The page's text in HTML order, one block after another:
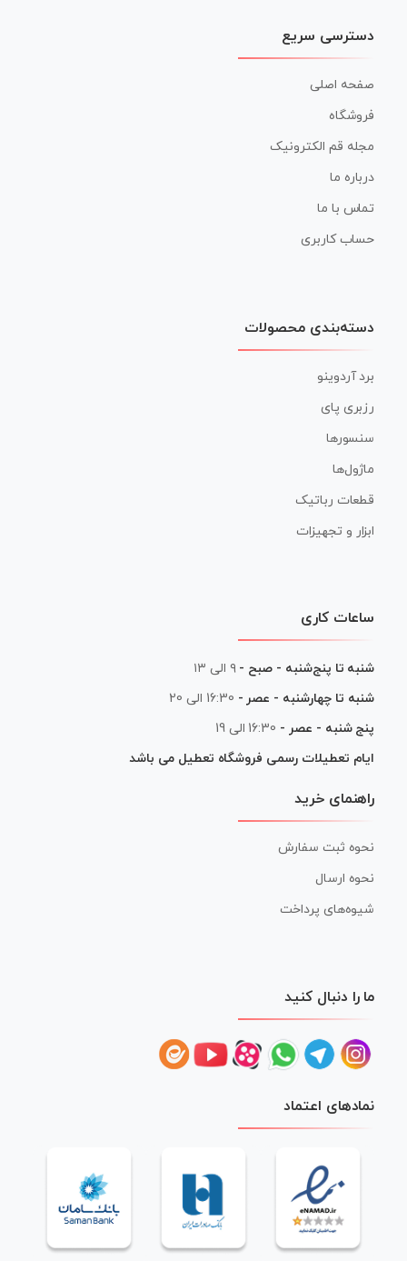
دسترسی سریع
صفحه اصلی
فروشگاه
مجله قم الکترونیک
درباره ما
تماس با ما
حساب کاربری
دسته‌بندی محصولات
برد آردوینو
رزبری پای
سنسورها
ماژول‌ها
قطعات رباتیک
ابزار و تجهیزات
ساعات کاری
شنبه تا پنج‌شنبه - صبح - ۹ الی ۱۳
شنبه تا چهارشنبه - عصر - 16:30 الی 20
پنج شنبه - عصر - 16:30 الی 19
ایام تعطیلات رسمی فروشگاه تعطیل می باشد
راهنمای خرید
نحوه ثبت سفارش
نحوه ارسال
شیوه‌های پرداخت
ما را دنبال کنید
نمادهای اعتماد